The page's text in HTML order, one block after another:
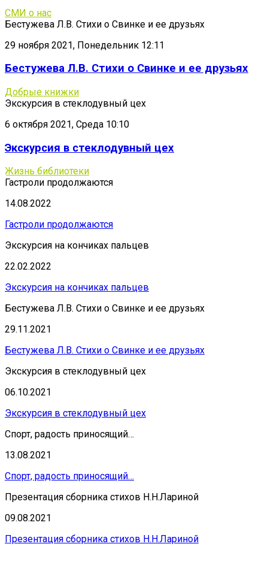
СМИ о нас
Бестужева Л.В. Стихи о Свинке и ее друзьях
29 ноября 2021, Понедельник 12:11
Бестужева Л.В. Стихи о Свинке и ее друзьях
Добрые книжки
Экскурсия в стеклодувный цех
6 октября 2021, Среда 10:10
Экскурсия в стеклодувный цех
Жизнь библиотеки
Гастроли продолжаются
14.08.2022
Гастроли продолжаются
Экскурсия на кончиках пальцев
22.02.2022
Экскурсия на кончиках пальцев
Бестужева Л.В. Стихи о Свинке и ее друзьях
29.11.2021
Бестужева Л.В. Стихи о Свинке и ее друзьях
Экскурсия в стеклодувный цех
06.10.2021
Экскурсия в стеклодувный цех
Спорт, радость приносящий…
13.08.2021
Спорт, радость приносящий…
Презентация сборника стихов Н.Н.Лариной
09.08.2021
Презентация сборника стихов Н.Н.Лариной